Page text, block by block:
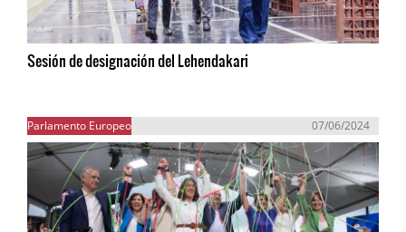
Sesión de designación del Lehendakari
Parlamento Europeo 07/06/2024